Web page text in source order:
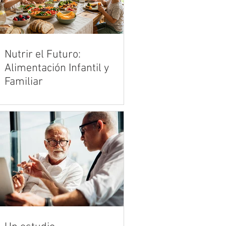
Nutrir el Futuro:
Alimentación Infantil y
Familiar
ultraprocesados es uno de los
mayores desafíos de la crianza
moderna. Vivimos en un entorno
acelerado donde la publicidad y la
comodidad de la comida rápida
compiten de manera desleal con la
cocina tradicional y los alimentos
reales. Sin embargo, en medio de
esta marea de opciones
industrializadas, el hogar sigue